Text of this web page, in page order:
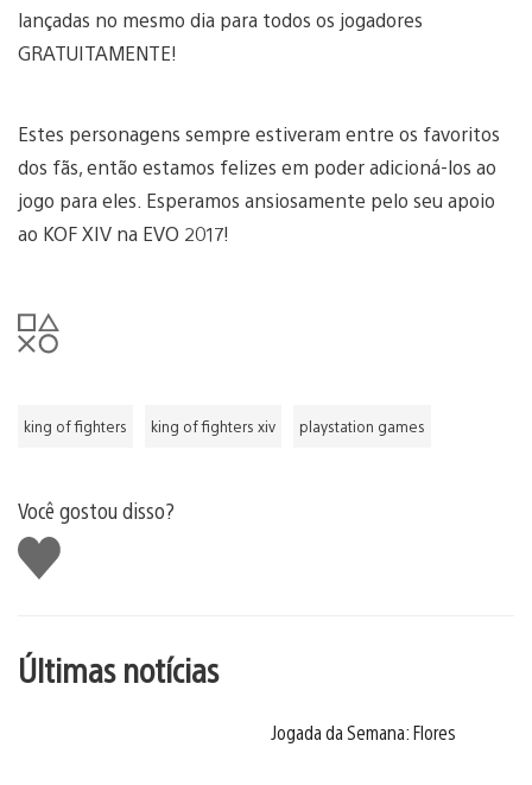
lançadas no mesmo dia para todos os jogadores
GRATUITAMENTE!
Estes personagens sempre estiveram entre os favoritos
dos fãs, então estamos felizes em poder adicioná-los ao
jogo para eles. Esperamos ansiosamente pelo seu apoio
ao KOF XIV na EVO 2017!
king of fighters king of fighters xiv playstation games
Você gostou disso?
Curtir
Últimas notícias
Jogada da Semana: Flores